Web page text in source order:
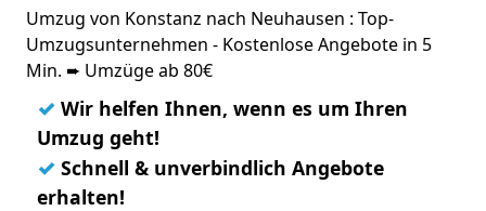
Umzug von Konstanz nach Neuhausen : Top-
Umzugsunternehmen - Kostenlose Angebote in 5
Min. ➨ Umzüge ab 80€
✓ Wir helfen Ihnen, wenn es um Ihren
Umzug geht!
✓ Schnell & unverbindlich Angebote
erhalten!